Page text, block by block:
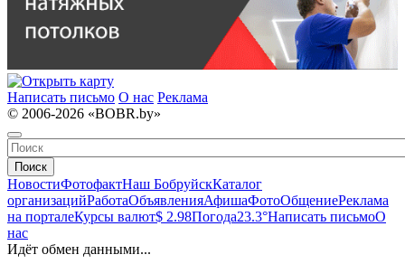
Написать письмо О нас Реклама
© 2006-2026 «BOBR.by»
Поиск
НовостиФотофактНаш БобруйскКаталог
организацийРаботаОбъявленияАфишаФотоОбщениеРеклама
на порталеКурсы валют$ 2.98Погода23.3°Написать письмоО
нас
Идёт обмен данными...